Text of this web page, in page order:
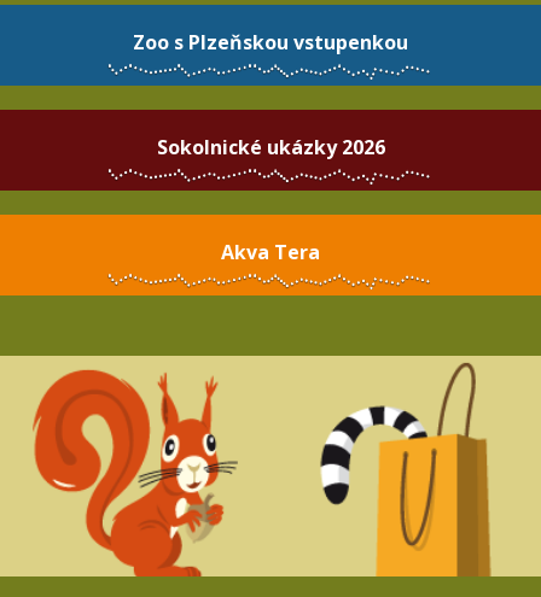
Zoo s Plzeňskou vstupenkou
Sokolnické ukázky 2026
Akva Tera